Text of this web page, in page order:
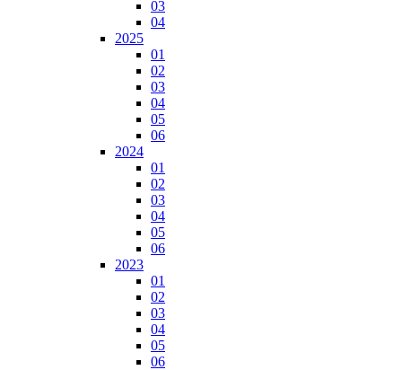
03
04
2025
01
02
03
04
05
06
2024
01
02
03
04
05
06
2023
01
02
03
04
05
06